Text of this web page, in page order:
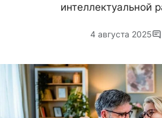
интеллектуальной
4 августа 2025